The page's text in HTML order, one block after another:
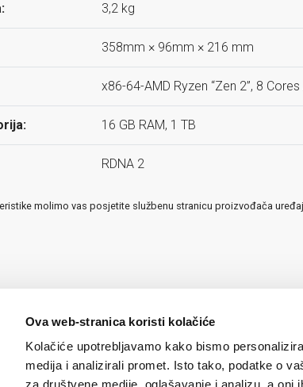
Ova web-stranica koristi kolačiće
Kolačiće upotrebljavamo kako bismo
medija i analizirali promet. Isto tako, podatke o
3,2 kg
358mm × 96mm × 216 mm
x86-64-AMD Ryzen “Zen 2”, 8
16 GB RAM, 1 TB
RDNA 2
molimo vas posjetite službenu stranicu proizvođača